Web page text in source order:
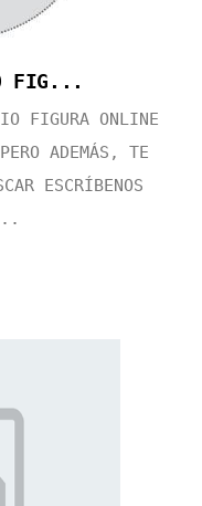
FIG...
FIGURA ONLINE
ADEMÁS, TE
ESCRÍBENOS